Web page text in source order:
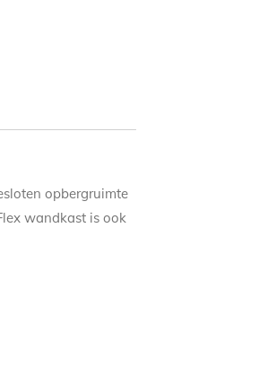
opbergruimte
wandkast is ook